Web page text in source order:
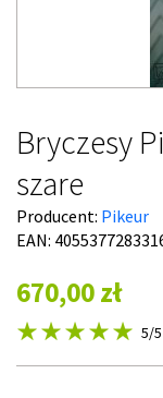
Bryczesy
szare
Producent: Pikeur
EAN:
670,00 zł
5/5